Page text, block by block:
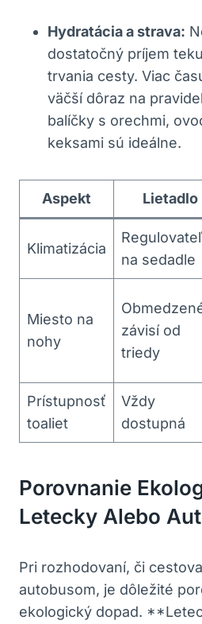
Hydratácia a strava:
dostatočný príjem
trvania cesty. Viac
väčší dôraz na
balíčky s orechmi,
keksami sú ideálne.
Aspekt Lietadlo
Klimatizácia
na sedadle
Miesto na
nohy
závisí od
triedy
Prístupnosť
toaliet
Vždy
dostupná
Porovnanie
Letecky Alebo
Pri rozhodovaní, či
autobusom, je dôležité
ekologický dopad.